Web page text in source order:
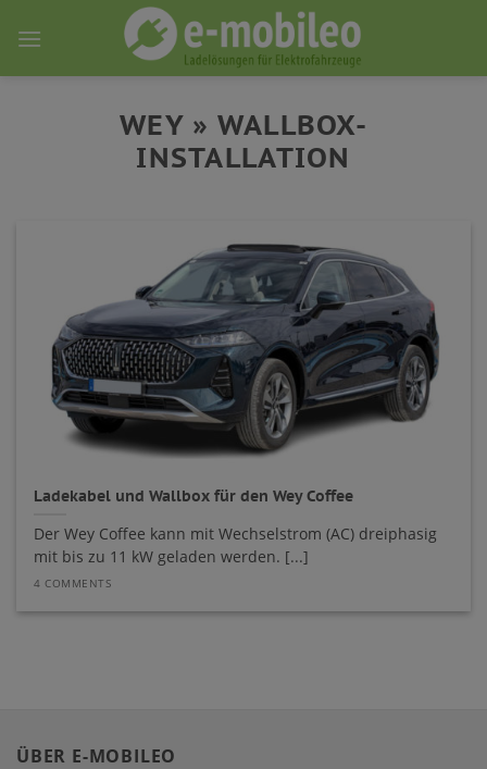
WEY » WALLBOX-
INSTALLATION
Ladekabel und Wallbox für den Wey Coffee
Der Wey Coffee kann mit Wechselstrom (AC) dreiphasig
mit bis zu 11 kW geladen werden. [...]
4 COMMENTS
ÜBER E-MOBILEO